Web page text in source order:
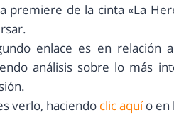
premiere de la cinta «La
enlace es en relación
análisis sobre lo más
verlo, haciendo clic aquío en